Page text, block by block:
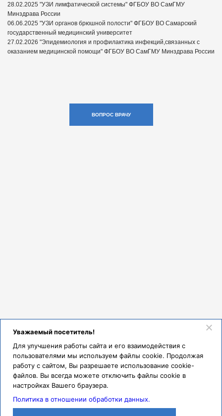
28.02.2025 "УЗИ лимфатической системы" ФГБОУ ВО СамГМУ
Минздрава России
06.06.2025 "УЗИ органов брюшной полости" ФГБОУ ВО Самарский
государственный медицинский университет
27.02.2026 "Эпидемиология и профилактика инфекций,связанных с
оказанием медицинской помощи" ФГБОУ ВО СамГМУ Минздрава России
ВОПРОС ВРАЧУ
Уважаемый посетитель!
Для улучшения работы сайта и его взаимодействия с
пользователями мы используем файлы cookie. Продолжая
работу с сайтом, Вы разрешаете использование cookie-
файлов. Вы всегда можете отключить файлы cookie в
настройках Вашего браузера.
Политика в отношении обработки данных.